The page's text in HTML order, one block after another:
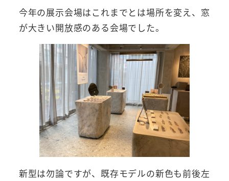
今年の展示会場はこれまでとは場所を変え、窓
が大きい開放感のある会場でした。
新型は勿論ですが、既存モデルの新色も前後左